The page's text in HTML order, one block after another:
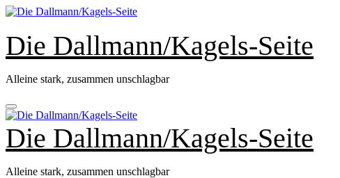
Zum
springen
Die Dallmann/Kagels-Seite
Alleine stark, zusammen unschlagbar
Die Dallmann/Kagels-Seite
Alleine stark, zusammen unschlagbar